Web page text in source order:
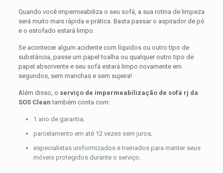
Quando você impermeabiliza o seu sofá, a sua rotina de limpeza
será muito mais rápida e prática. Basta passar o aspirador de pó
e o estofado estará limpo.
Se acontecer algum acidente com líquidos ou outro tipo de
substância, passe um papel toalha ou qualquer outro tipo de
papel absorvente e seu sofá estará limpo novamente em
segundos, sem manchas e sem sujeira!
Além disso, o serviço de impermeabilização de sofá rj da
SOS Clean também conta com:
1 ano de garantia;
parcelamento em até 12 vezes sem juros;
especialistas uniformizados e treinados para manter seus
móveis protegidos durante o serviço.